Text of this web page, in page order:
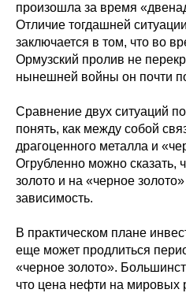
произошла за время
Отличие тогдашней
заключается в том, что во
Ормузский пролив не
нынешней войны он почти
Сравнение двух ситуаций
понять, как между собой
драгоценного металла и
Огрубленно можно сказать,
золото и на «черное
зависимость.
В практическом плане
еще может продлиться
«черное золото».
что цена нефти на мировых